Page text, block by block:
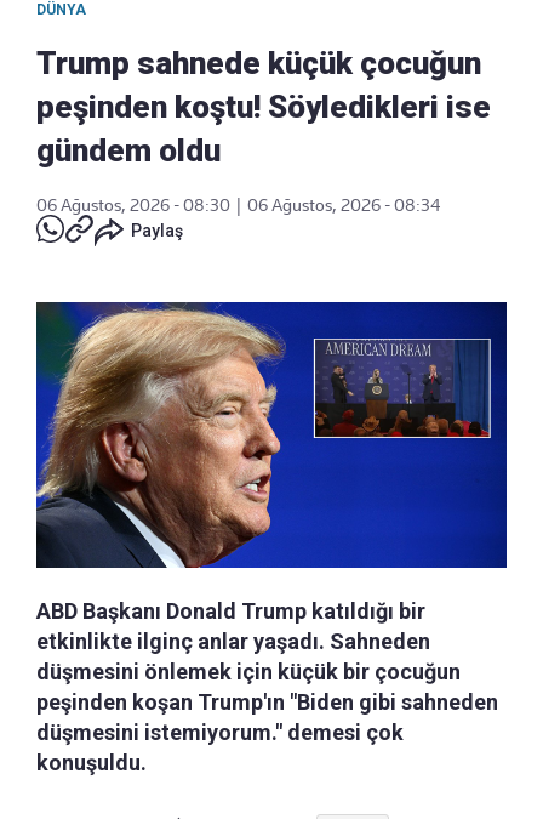
DÜNYA
Trump sahnede küçük çocuğun
peşinden koştu! Söyledikleri ise
gündem oldu
06 Ağustos, 2026 - 08:30
06 Ağustos, 2026 - 08:34
Paylaş
ABD Başkanı Donald Trump katıldığı bir
etkinlikte ilginç anlar yaşadı. Sahneden
düşmesini önlemek için küçük bir çocuğun
peşinden koşan Trump'ın "Biden gibi sahneden
düşmesini istemiyorum." demesi çok
konuşuldu.